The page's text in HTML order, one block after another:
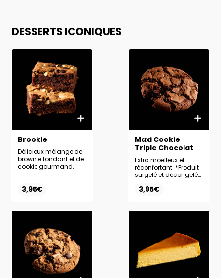
DESSERTS ICONIQUES
Brookie
Délicieux mélange de
brownie fondant et de
cookie gourmand.
3,95€
Maxi Cookie
Triple Chocolat
Extra moelleux et
réconfortant. *Produit
surgelé et décongelé
3,95€